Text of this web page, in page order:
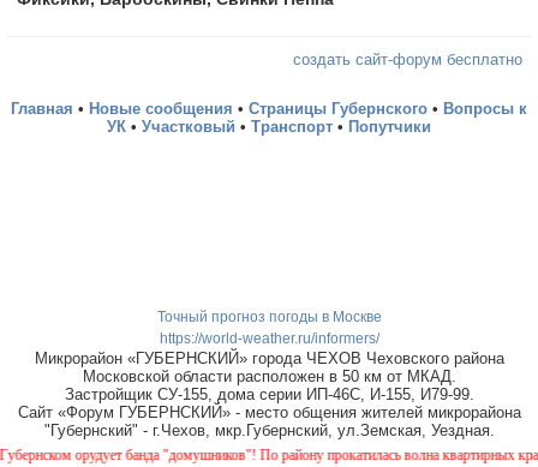
создать сайт-форум бесплатно
Главная • Новые сообщения • Страницы Губернского • Вопросы к
УК • Участковый • Транспорт • Попутчики
Точный прогноз погоды в Москве
https://world-weather.ru/informers/
Микрорайон «ГУБЕРНСКИЙ» города ЧЕХОВ Чеховского района
Московской области расположен в 50 км от МКАД.
Застройщик СУ-155, дома серии ИП-46С, И-155, И79-99.
Сайт «Форум ГУБЕРНСКИЙ» - место общения жителей микрорайона
"Губернский" - г.Чехов, мкр.Губернский, ул.Земская, Уездная.
орудует банда "домушников"! По району прокатилась волна квартирных краж,